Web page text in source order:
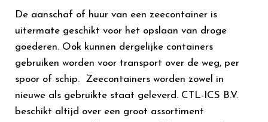
De aanschaf of huur van een zeecontainer is
uitermate geschikt voor het opslaan van droge
goederen. Ook kunnen dergelijke containers
gebruiken worden voor transport over de weg, per
spoor of schip. Zeecontainers worden zowel in
nieuwe als gebruikte staat geleverd. CTL-ICS B.V.
beschikt altijd over een groot assortiment